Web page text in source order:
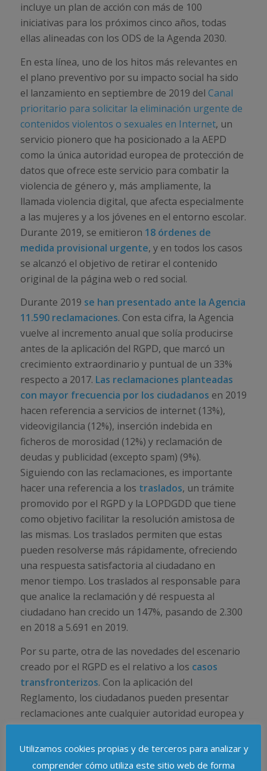
incluye un plan de acción con más de 100
iniciativas para los próximos cinco años, todas
ellas alineadas con los ODS de la Agenda 2030.
En esta línea, uno de los hitos más relevantes en
el plano preventivo por su impacto social ha sido
el lanzamiento en septiembre de 2019 del Canal
prioritario para solicitar la eliminación urgente de
contenidos violentos o sexuales en Internet, un
servicio pionero que ha posicionado a la AEPD
como la única autoridad europea de protección de
datos que ofrece este servicio para combatir la
violencia de género y, más ampliamente, la
llamada violencia digital, que afecta especialmente
a las mujeres y a los jóvenes en el entorno escolar.
Durante 2019, se emitieron 18 órdenes de
medida provisional urgente, y en todos los casos
se alcanzó el objetivo de retirar el contenido
original de la página web o red social.
Durante 2019 se han presentado ante la Agencia
11.590 reclamaciones. Con esta cifra, la Agencia
vuelve al incremento anual que solía producirse
antes de la aplicación del RGPD, que marcó un
crecimiento extraordinario y puntual de un 33%
respecto a 2017. Las reclamaciones planteadas
con mayor frecuencia por los ciudadanos en 2019
hacen referencia a servicios de internet (13%),
videovigilancia (12%), inserción indebida en
ficheros de morosidad (12%) y reclamación de
deudas y publicidad (excepto spam) (9%).
Siguiendo con las reclamaciones, es importante
hacer una referencia a los traslados, un trámite
promovido por el RGPD y la LOPDGDD que tiene
como objetivo facilitar la resolución amistosa de
las mismas. Los traslados permiten que estas
pueden resolverse más rápidamente, ofreciendo
una respuesta satisfactoria al ciudadano en
menor tiempo. Los traslados al responsable para
que analice la reclamación y dé respuesta al
ciudadano han crecido un 147%, pasando de 2.300
en 2018 a 5.691 en 2019.
Por su parte, otra de las novedades del escenario
creado por el RGPD es el relativo a los casos
transfronterizos. Con la aplicación del
Reglamento, los ciudadanos pueden presentar
reclamaciones ante cualquier autoridad europea y
estas se trasladan esas reclamaciones para que
sean atendidas adecuadamente. Los
procedimientos transfronterizos procedentes de
Utilizamos cookies propias y de terceros para analizar y
comprender cómo utiliza este sitio web de forma